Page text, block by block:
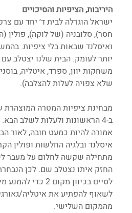
היריבות, הציפיות והסיכויים
ישראל הוגרלה לבית ד׳ יחד עם
חסר), סלובניה (של לוקה), פולין
ואיסלנד שבאות בלי ציפיות.
יותר לעומק. הבית שלנו יצטלב עם
משחקות יוון, ספרד, איטליה,
שלא צפויה לעלות להצלבה).
מבחינת ציפיות המטרה המוצהרת
ב-4 הראשונות ולעלות לשלב
אמורה להיות כמעט חובה, לאור
איסלנד ובלגיה החלשות ופולין
מתחילה שקשה לחלום על מעבר
החזק איתו נצטלב שם. לכן
לסיים בכיוון מקום 2
לשאוף להפתיע את איטליה/
מהמקום השלישי.